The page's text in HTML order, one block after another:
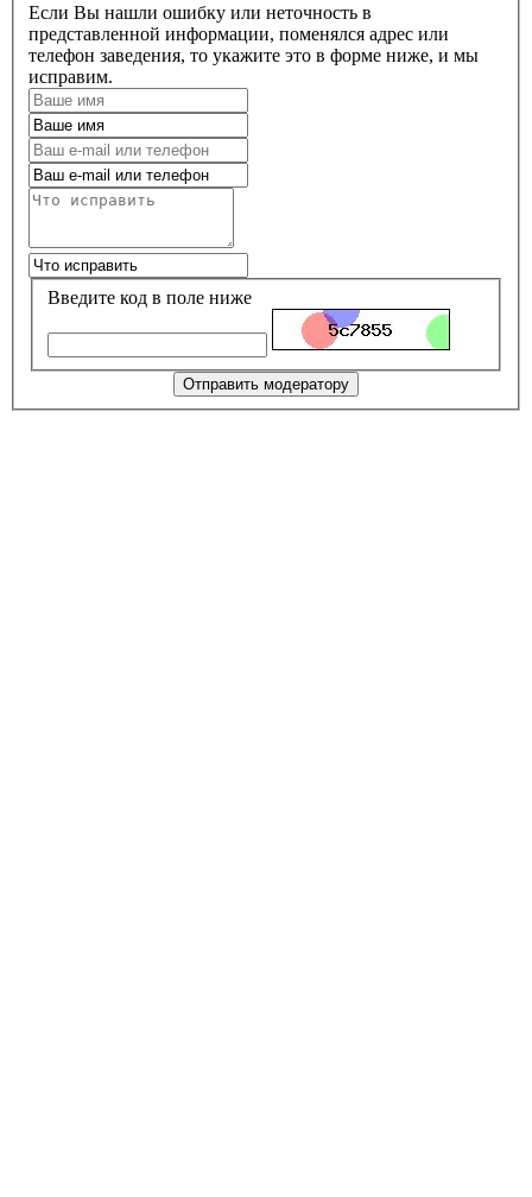
Если Вы нашли ошибку или неточность в
представленной информации, поменялся адрес или
телефон заведения, то укажите это в форме ниже, и мы
исправим.
Введите код в поле ниже
Отправить модератору